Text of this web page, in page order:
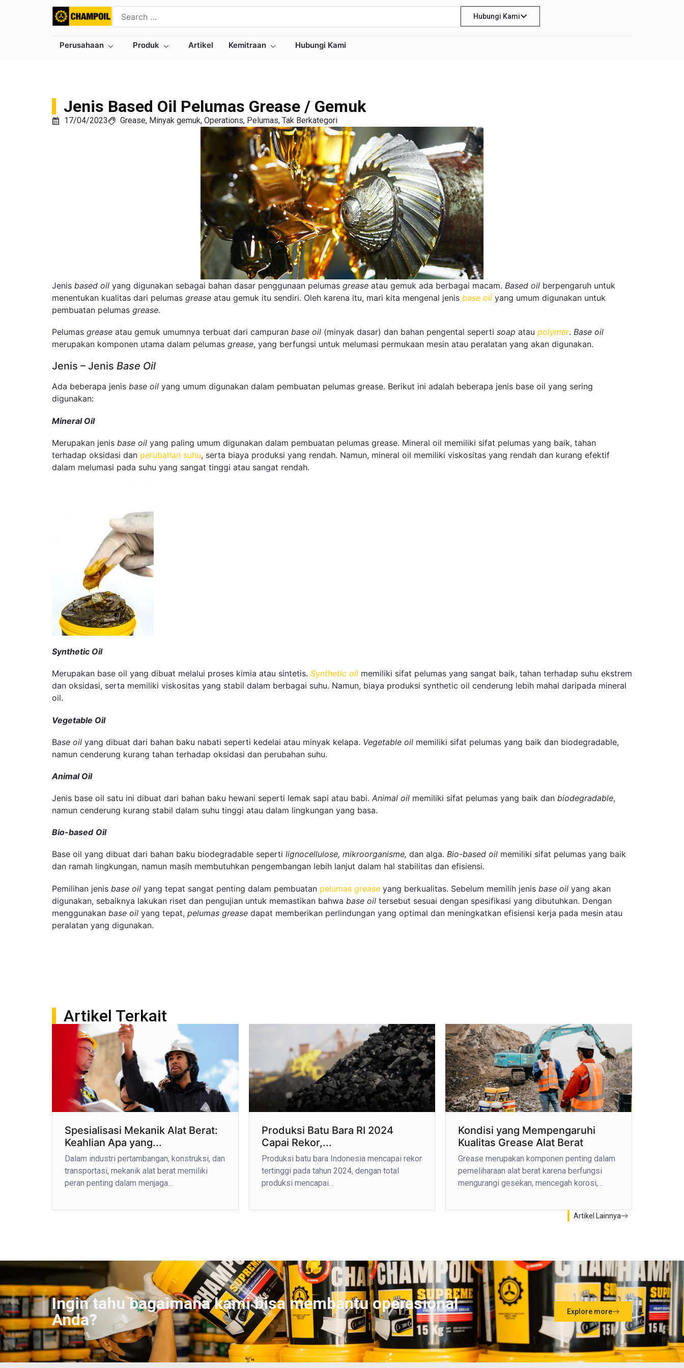
Hubungi Kami
Perusahaan Produk Artikel Kemitraan Hubungi Kami
Jenis Based Oil Pelumas Grease / Gemuk
17/04/2023 Grease, Minyak gemuk, Operations, Pelumas, Tak Berkategori
Jenis based oil yang digunakan sebagai bahan dasar penggunaan pelumas grease atau gemuk ada berbagai macam. Based oil berpengaruh untuk
menentukan kualitas dari pelumas grease atau gemuk itu sendiri. Oleh karena itu, mari kita mengenal jenis base oil yang umum digunakan untuk
pembuatan pelumas grease.
Pelumas grease atau gemuk umumnya terbuat dari campuran base oil (minyak dasar) dan bahan pengental seperti soap atau polymer. Base oil
merupakan komponen utama dalam pelumas grease, yang berfungsi untuk melumasi permukaan mesin atau peralatan yang akan digunakan.
Jenis – Jenis Base Oil
Ada beberapa jenis base oil yang umum digunakan dalam pembuatan pelumas grease. Berikut ini adalah beberapa jenis base oil yang sering
digunakan:
Mineral Oil
Merupakan jenis base oil yang paling umum digunakan dalam pembuatan pelumas grease. Mineral oil memiliki sifat pelumas yang baik, tahan
terhadap oksidasi dan perubahan suhu, serta biaya produksi yang rendah. Namun, mineral oil memiliki viskositas yang rendah dan kurang efektif
dalam melumasi pada suhu yang sangat tinggi atau sangat rendah.
Synthetic Oil
Merupakan base oil yang dibuat melalui proses kimia atau sintetis. Synthetic oil memiliki sifat pelumas yang sangat baik, tahan terhadap suhu ekstrem
dan oksidasi, serta memiliki viskositas yang stabil dalam berbagai suhu. Namun, biaya produksi synthetic oil cenderung lebih mahal daripada mineral
oil.
Vegetable Oil
Base oil yang dibuat dari bahan baku nabati seperti kedelai atau minyak kelapa. Vegetable oil memiliki sifat pelumas yang baik dan biodegradable,
namun cenderung kurang tahan terhadap oksidasi dan perubahan suhu.
Animal Oil
Jenis base oil satu ini dibuat dari bahan baku hewani seperti lemak sapi atau babi. Animal oil memiliki sifat pelumas yang baik dan biodegradable,
namun cenderung kurang stabil dalam suhu tinggi atau dalam lingkungan yang basa.
Bio-based Oil
Base oil yang dibuat dari bahan baku biodegradable seperti lignocellulose, mikroorganisme, dan alga. Bio-based oil memiliki sifat pelumas yang baik
dan ramah lingkungan, namun masih membutuhkan pengembangan lebih lanjut dalam hal stabilitas dan efisiensi.
Pemilihan jenis base oil yang tepat sangat penting dalam pembuatan pelumas grease yang berkualitas. Sebelum memilih jenis base oil yang akan
digunakan, sebaiknya lakukan riset dan pengujian untuk memastikan bahwa base oil tersebut sesuai dengan spesifikasi yang dibutuhkan. Dengan
menggunakan base oil yang tepat, pelumas grease dapat memberikan perlindungan yang optimal dan meningkatkan efisiensi kerja pada mesin atau
peralatan yang digunakan.
Artikel Terkait
Spesialisasi Mekanik Alat Berat:
Keahlian Apa yang...
Dalam industri pertambangan, konstruksi, dan
transportasi, mekanik alat berat memiliki
peran penting dalam menjaga…
Produksi Batu Bara RI 2024
Capai Rekor,...
Produksi batu bara Indonesia mencapai rekor
tertinggi pada tahun 2024, dengan total
produksi mencapai…
Kondisi yang Mempengaruhi
Kualitas Grease Alat Berat
Grease merupakan komponen penting dalam
pemeliharaan alat berat karena berfungsi
mengurangi gesekan, mencegah korosi,…
Artikel Lainnya
Ingin tahu bagaimana kami bisa membantu operasional
Anda?
Explore more